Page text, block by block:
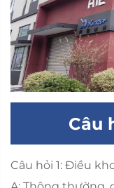
Câu
Câu hỏi 1: Điều